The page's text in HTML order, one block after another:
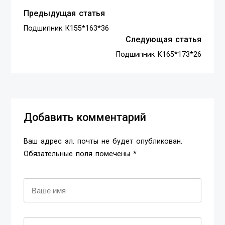
Предыдущая статья
Подшипник К155*163*36
Следующая статья
Подшипник К165*173*26
Добавить комментарий
Ваш адрес эл. почты не будет опубликован.
Обязательные поля помечены *